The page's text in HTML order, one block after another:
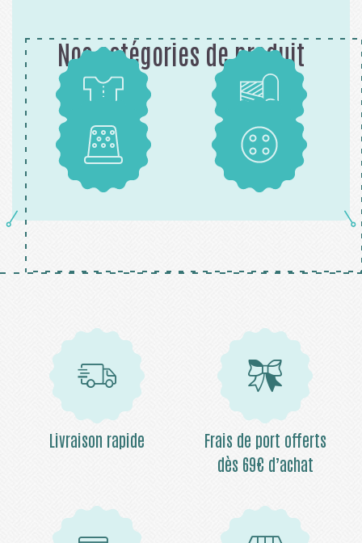
Nos catégories de produit
Patrons Tissus
Mercerie Boutons
Livraison rapide
Frais de port offerts
dès 69€ d’achat